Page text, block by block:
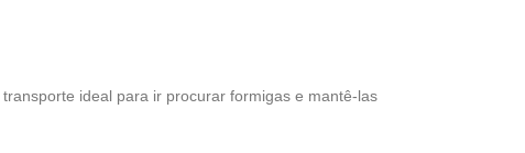
ideal para ir procurar formigas e mantê-las